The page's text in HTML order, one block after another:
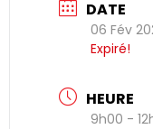
DATE
06 Fév
Expiré!
HEURE
9h00 -